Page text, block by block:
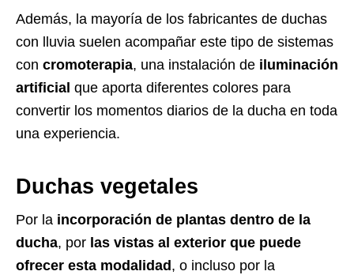
Además, la mayoría de los fabricantes de duchas
con lluvia suelen acompañar este tipo de sistemas
con cromoterapia, una instalación de iluminación
artificial que aporta diferentes colores para
convertir los momentos diarios de la ducha en toda
una experiencia.
Duchas vegetales
Por la incorporación de plantas dentro de la
ducha, por las vistas al exterior que puede
ofrecer esta modalidad , o incluso por la